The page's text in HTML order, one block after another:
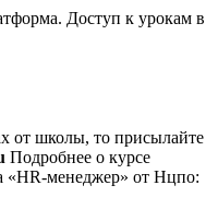
Доступ к урокам в
от школы, то присылайте
Подробнее о курсе
«HR-менеджер» от Нцпо: